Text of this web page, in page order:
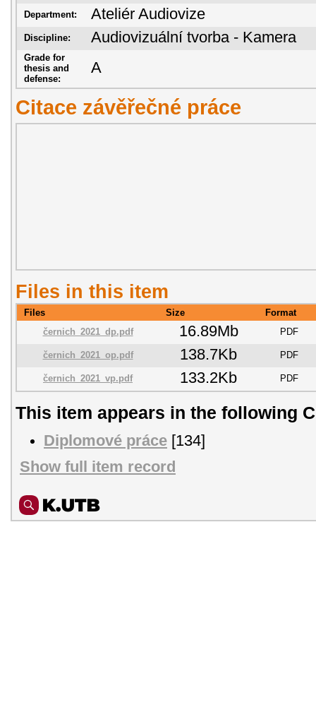
Department: Ateliér Audiovize
Discipline: Audiovizuální tvorba - Kamera
Grade for
thesis and
defense:
A
Citace závěřečné práce
Files in this item
Files Size
Format
černich_2021_dp.pdf
16.89Mb PDF
černich_2021_op.pdf 138.7Kb PDF
černich_2021_vp.pdf 133.2Kb PDF
This item appears in the following
Diplomové práce [134]
Show full item record